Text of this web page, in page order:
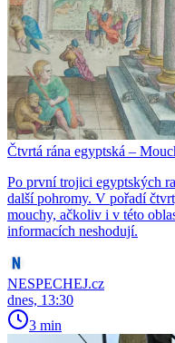
Čtvrtá rána egyptská –
Po první trojici egyptských
další pohromy. V pořadí
mouchy, ačkoliv i v této
informacích neshodují.
NESPECHEJ.cz
dnes, 13:30
3 min